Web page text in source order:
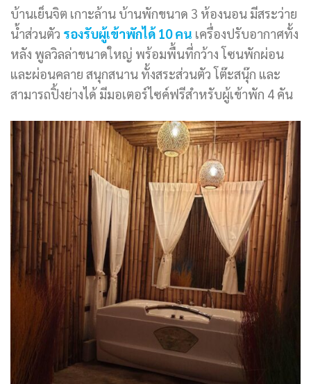
บ้านเย็นจิต เกาะล้าน บ้านพักขนาด 3 ห้องนอน มีสระว่าย
น้ำส่วนตัว รองรับผู้เข้าพักได้ 10 คน เครื่องปรับอากาศทั้ง
หลัง พูลวิลล่าขนาดใหญ่ พร้อมพื้นที่กว้าง โซนพักผ่อน
และผ่อนคลาย สนุกสนาน ทั้งสระส่วนตัว โต๊ะสนุ๊ก และ
สามารถปิ้งย่างได้ มีมอเตอร์ไซค์ฟรีสำหรับผู้เข้าพัก 4 คัน